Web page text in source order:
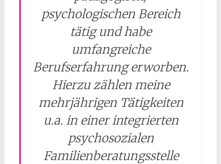
psychologischen Bereich
tätig und habe
umfangreiche
Berufserfahrung erworben.
Hierzu zählen meine
mehrjährigen Tätigkeiten
u.a. in einer integrierten
psychosozialen
Familienberatungsstelle